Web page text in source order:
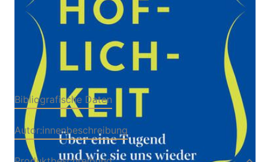
Buch
Hardcover
60898883-3
Bibliografische Daten
Autor:innenbeschreibung